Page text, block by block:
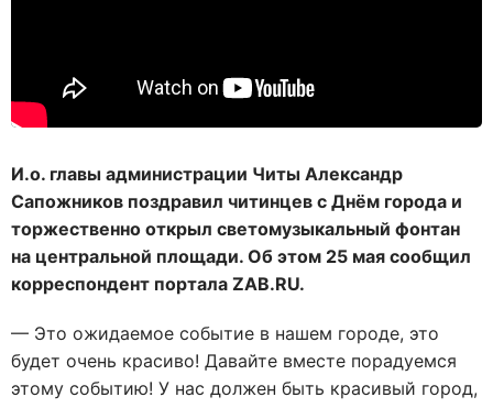
И.о. главы администрации Читы Александр
Сапожников поздравил читинцев с Днём города и
торжественно открыл светомузыкальный фонтан
на центральной площади. Об этом 25 мая сообщил
корреспондент портала ZAB.RU.
— Это ожидаемое событие в нашем городе, это
будет очень красиво! Давайте вместе порадуемся
этому событию! У нас должен быть красивый город,